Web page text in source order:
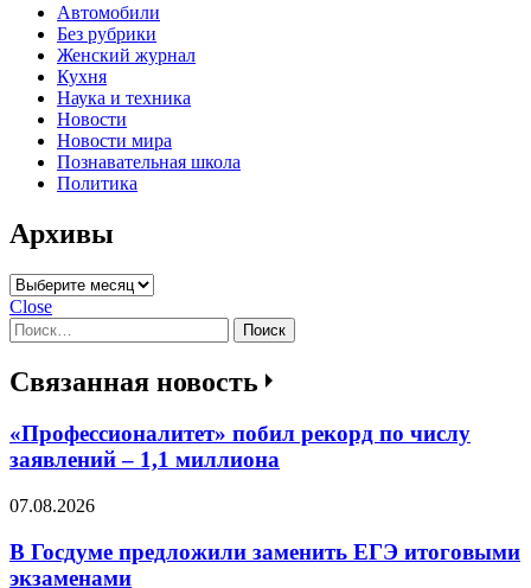
Автомобили
Без рубрики
Женский журнал
Кухня
Наука и техника
Новости
Новости мира
Познавательная школа
Политика
Архивы
Архивы
Close
Найти:
Связанная новость
«Профессионалитет» побил рекорд по числу
заявлений – 1,1 миллиона
07.08.2026
В Госдуме предложили заменить ЕГЭ итоговыми
экзаменами